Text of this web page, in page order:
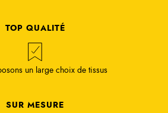
TOP QUALITÉ
un large choix de tissus
SUR MESURE